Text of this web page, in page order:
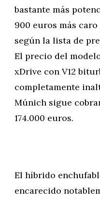
bastante más
900 euros más
según la lista de
El precio del
xDrive con V12
completamente
Múnich sigue
174.000 euros.
El híbrido
encarecido